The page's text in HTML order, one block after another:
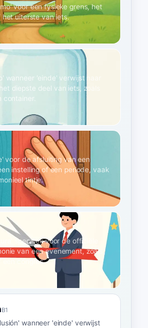
voor een fysieke grens, het
uiterste van iets.
wanneer 'einde' verwijst naar
diepste deel van iets, zoals
container.
voor de afsluiting van een
instelling of een periode, vaak
tintje.
specifiek voor de officiële
van een evenement, zoals
een congres.
B1
wanneer 'einde' verwijst